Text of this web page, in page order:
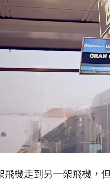
飛機走到另一架飛機，